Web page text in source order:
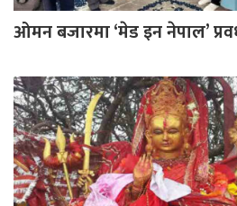
ओमन बजारमा ‘मेड इन नेपाल’